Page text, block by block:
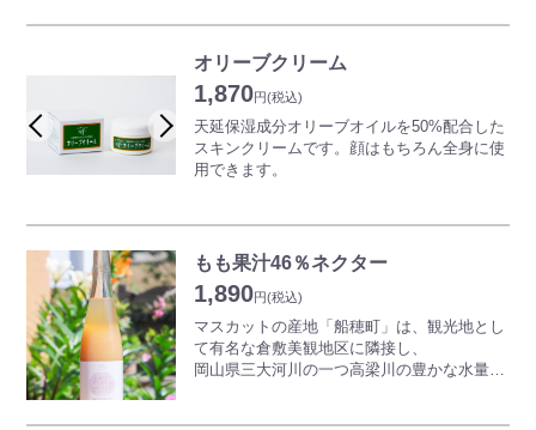
徴の岡山県倉敷産のピオーネ100％のジュー
ス！
適度な酸味で濃厚な味わいのストレートジュ
ースで、砂糖や酸化防止剤などの添加物は使
用していません。
ピオーネぶどうそのままの美味しさをお楽し
みください。
清水白桃の他に、マスカット、ピオーネもご
ざいます。
オリーブクリーム
1,870円(税込)
天延保湿成分オリーブオイルを50%配合した
スキンクリームです。顔はもちろん全身に使
用できます。
もも果汁46％ネクター
1,890円(税込)
マスカットの産地「船穂町」は、観光地とし
て有名な倉敷美観地区に隣接し、
岡山県三大河川の一つ高梁川の豊かな水量と